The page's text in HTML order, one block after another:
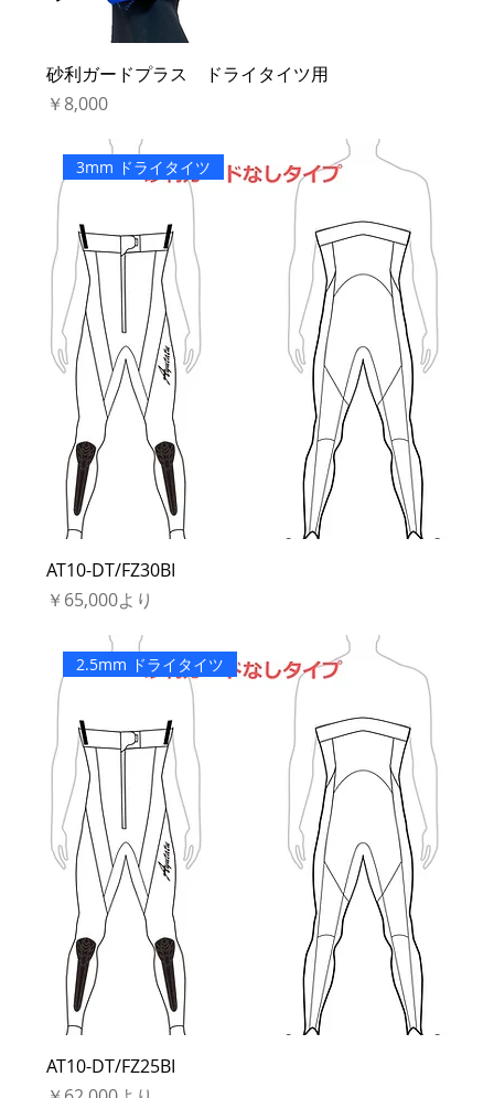
砂利ガードプラス ドライタイツ用
価格
￥8,000
3mm ドライタイツ
AT10-DT/FZ30BI
￥65,000より
セール価格
2.5mm ドライタイツ
AT10-DT/FZ25BI